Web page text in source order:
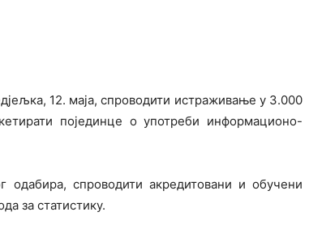
12. маја, спроводити истраживање у 3.000
појединце о употреби информационо-
одабира, спроводити акредитовани и обучени
за статистику.